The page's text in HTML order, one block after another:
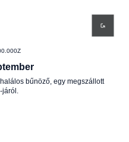
bűnöző, egy megszállott
járól.